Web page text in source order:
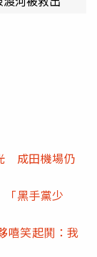
成田機場仍
黑手黨少
嘻笑起鬨：我